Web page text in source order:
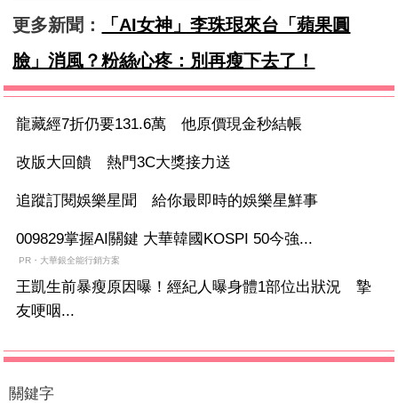
更多新聞：
「AI女神」李珠珢來台「蘋果圓
臉」消風？粉絲心疼：別再瘦下去了！
龍藏經7折仍要131.6萬 他原價現金秒結帳
改版大回饋 熱門3C大獎接力送
追蹤訂閱娛樂星聞 給你最即時的娛樂星鮮事
009829掌握AI關鍵 大華韓國KOSPI 50今強...
PR・大華銀全能行銷方案
王凱生前暴瘦原因曝！經紀人曝身體1部位出狀況 摯
友哽咽...
關鍵字